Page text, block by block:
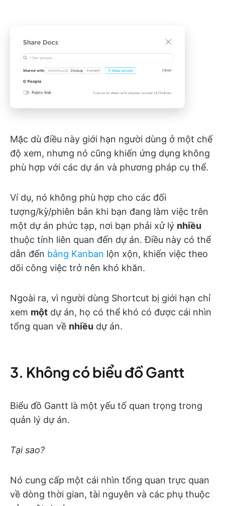
Mặc dù điều này giới hạn người dùng ở một chế
độ xem, nhưng nó cũng khiến ứng dụng không
phù hợp với các dự án và phương pháp cụ thể.
Ví dụ, nó không phù hợp cho các đối
tượng/kỳ/phiên bản khi bạn đang làm việc trên
một dự án phức tạp, nơi bạn phải xử lý nhiều
thuộc tính liên quan đến dự án. Điều này có thể
dẫn đến bảng Kanban lộn xộn, khiến việc theo
dõi công việc trở nên khó khăn.
Ngoài ra, vì người dùng Shortcut bị giới hạn chỉ
xem một dự án, họ có thể khó có được cái nhìn
tổng quan về nhiều dự án.
3. Không có biểu đồ Gantt
Biểu đồ Gantt là một yếu tố quan trọng trong
quản lý dự án.
Tại sao?
Nó cung cấp một cái nhìn tổng quan trực quan
về dòng thời gian, tài nguyên và các phụ thuộc